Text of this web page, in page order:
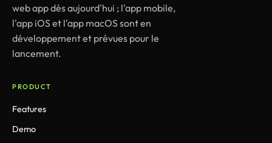
web app dès aujourd'hui ; l'app mobile,
l'app iOS et l'app macOS sont en
développement et prévues pour le
lancement.
PRODUCT
Features
Demo